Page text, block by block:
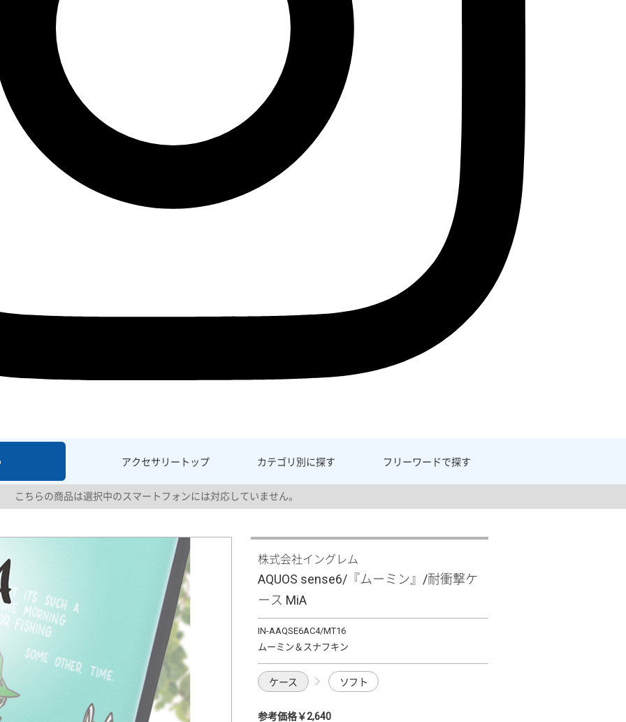
アクセサリー トップ カテゴリ別に探す フリーワードで探す
こちらの商品は選択中のスマートフォンには対応していません。
株式会社イングレム
AQUOS sense6/『ムーミン』/耐衝撃ケ
ース MiA
IN-AAQSE6AC4/MT16
ムーミン＆スナフキン
ケース ソフト
参考価格￥2,640